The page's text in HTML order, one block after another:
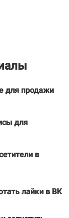
для продажи
для
в
лайки в ВК